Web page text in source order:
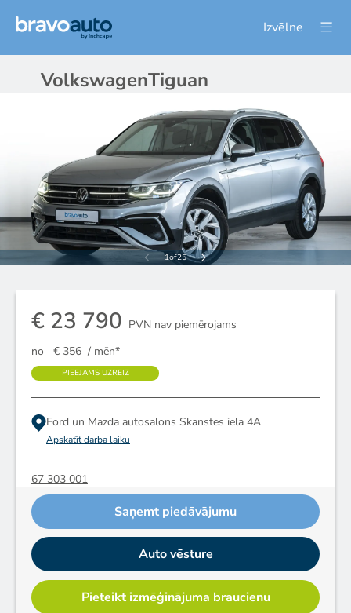
Izvēlne
VolkswagenTiguan
1of25
€ 23 790 PVN nav piemērojams
no
€ 356 / mēn*
PIEEJAMS UZREIZ
Ford un Mazda autosalons Skanstes iela 4A
Apskatīt darba laiku
67 303 001
Saņemt piedāvājumu
Auto vēsture
Pieteikt izmēģinājuma braucienu